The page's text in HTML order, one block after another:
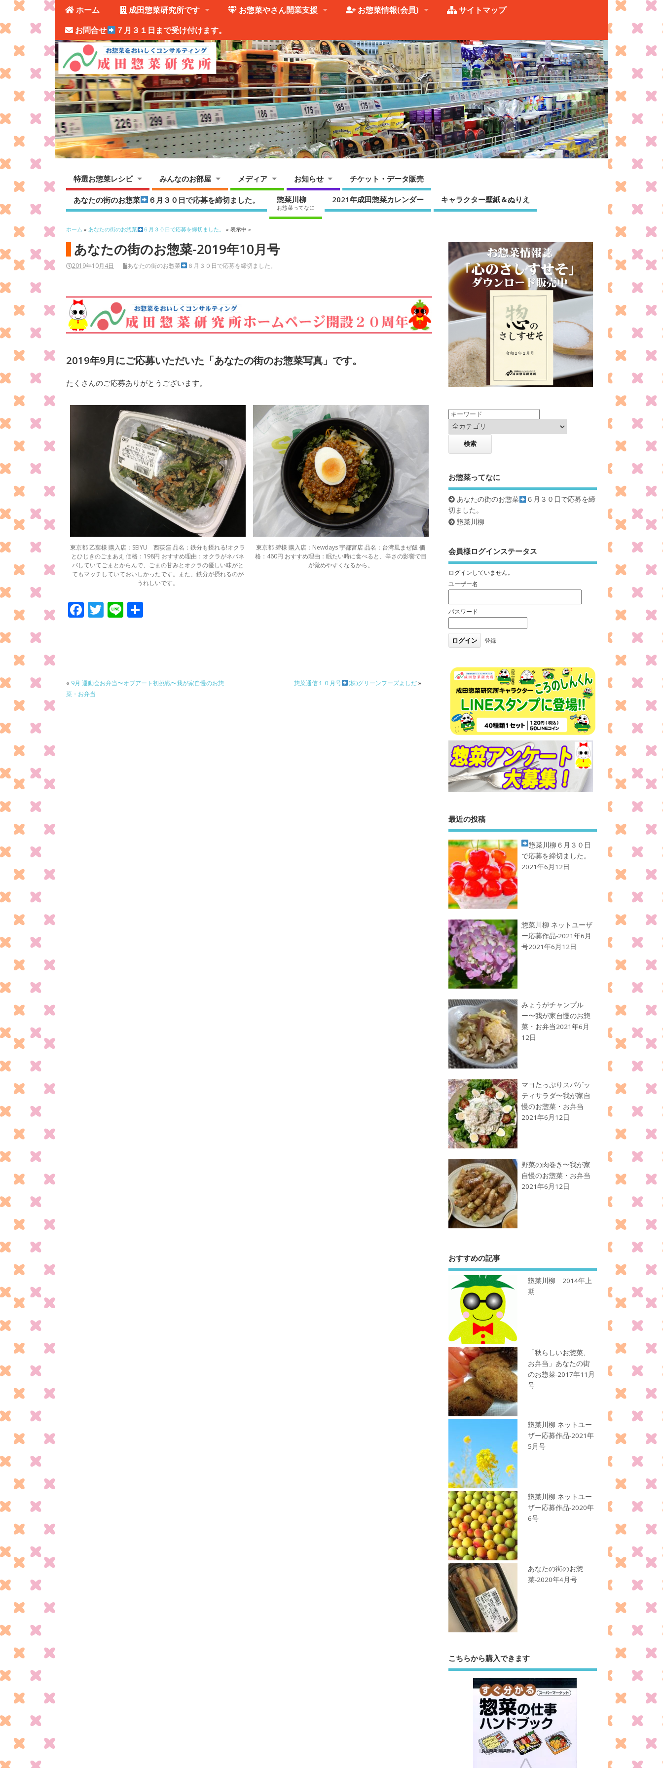
ホーム 成田惣菜研究所です お惣菜やさん開業支援 お惣菜情報(会員)
サイトマップ
お問合せ
７月３１日まで受け付けます。
特選お惣菜レシピ みんなのお部屋 メディア お知らせ チケット・データ販売
あなたの街のお惣菜 ６月３０日で応募を締切ました。 惣菜川柳
お惣菜ってなに
2021年成田惣菜カレンダー キャラクター壁紙＆ぬりえ
ホーム »あなたの街のお惣菜 ６月３０日で応募を締切ました。 » 表示中 »
あなたの街のお惣菜-2019年10月号
2019年10月4日 あなたの街のお惣菜 ６月３０日で応募を締切ました。
2019年9月にご応募いただいた「あなたの街のお惣菜写真」です。
たくさんのご応募ありがとうございます。
東京都 乙葉様 購入店：SEIYU 西荻窪 品名：鉄分も摂れる!オクラ
とひじきのごまあえ 価格：198円 おすすめ理由：オクラがネバネ
バしていてごまとからんで、ごまの甘みとオクラの優しい味がと
てもマッチしていておいしかったです。また、鉄分が摂れるのが
うれしいです。
東京都 碧様 購入店：Newdays 宇都宮店 品名：台湾風まぜ飯 価
格：460円 おすすめ理由：眠たい時に食べると、辛さの影響で目
が覚めやすくなるから。
F
o
k
T Li
« 9月 運動会お弁当〜オブアート初挑戦〜我が家自慢のお惣
菜・お弁当
惣菜通信１０月号 (株)グリーンフーズよしだ»
お惣菜ってなに
あなたの街のお惣菜
６月３０日で応募を締
切ました。
惣菜川柳
会員様ログインステータス
ログインしていません。
ユーザー名
パスワード
登録
最近の投稿
惣菜川柳 ６月３０日
で応募を締切ました。
2021年6月12日
惣菜川柳 ネットユーザ
ー応募作品-2021年6月
号2021年6月12日
みょうがチャンプル
ー〜我が家自慢のお惣
菜・お弁当2021年6月
12日
マヨたっぷりスパゲッ
ティサラダ〜我が家自
慢のお惣菜・お弁当
2021年6月12日
野菜の肉巻き〜我が家
自慢のお惣菜・お弁当
2021年6月12日
おすすめの記事
惣菜川柳 2014年上
期
「秋らしいお惣菜、
お弁当」あなたの街
のお惣菜-2017年11月
号
惣菜川柳 ネットユー
ザー応募作品-2021年
5月号
惣菜川柳 ネットユー
ザー応募作品-2020年
6号
あなたの街のお惣
菜-2020年4月号
こちらから購入できます